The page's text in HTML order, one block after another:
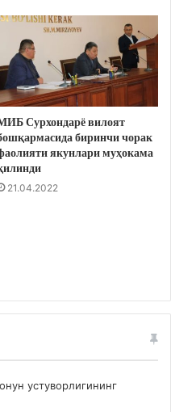
Сурхондарё вилоят
биринчи чорак
якунлари муҳокама
21.04.2022
устуворлигининг